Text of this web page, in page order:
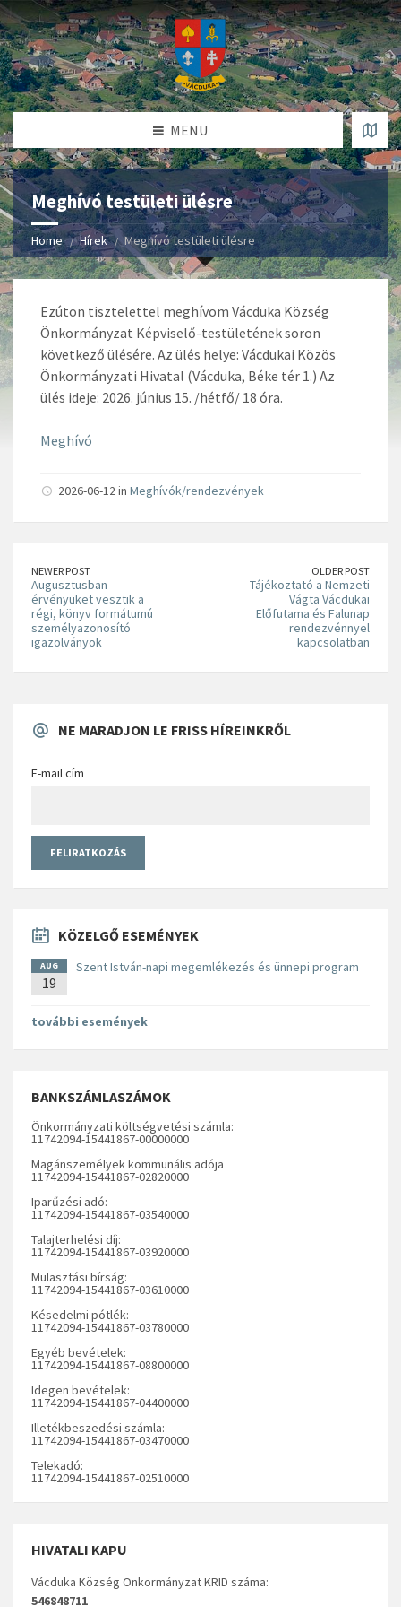
MENU
Meghívó testületi ülésre
Home Hírek Meghívó testületi ülésre
Ezúton tisztelettel meghívom Vácduka Község
Önkormányzat Képviselő-testületének soron
következő ülésére. Az ülés helye: Vácdukai Közös
Önkormányzati Hivatal (Vácduka, Béke tér 1.) Az
ülés ideje: 2026. június 15. /hétfő/ 18 óra.
Meghívó
2026-06-12 in Meghívók/rendezvények
NEWER POST
Augusztusban
érvényüket vesztik a
régi, könyv formátumú
személyazonosító
igazolványok
OLDER POST
Tájékoztató a Nemzeti
Vágta Vácdukai
Előfutama és Falunap
rendezvénnyel
kapcsolatban
NE MARADJON LE FRISS HÍREINKRŐL
E-mail cím
KÖZELGŐ ESEMÉNYEK
AUG
19
Szent István-napi megemlékezés és ünnepi program
további események
BANKSZÁMLASZÁMOK
Önkormányzati költségvetési számla:
11742094-15441867-00000000
Magánszemélyek kommunális adója
11742094-15441867-02820000
Iparűzési adó:
11742094-15441867-03540000
Talajterhelési díj:
11742094-15441867-03920000
Mulasztási bírság:
11742094-15441867-03610000
Késedelmi pótlék:
11742094-15441867-03780000
Egyéb bevételek:
11742094-15441867-08800000
Idegen bevételek:
11742094-15441867-04400000
Illetékbeszedési számla:
11742094-15441867-03470000
Telekadó:
11742094-15441867-02510000
HIVATALI KAPU
Vácduka Község Önkormányzat KRID száma:
546848711